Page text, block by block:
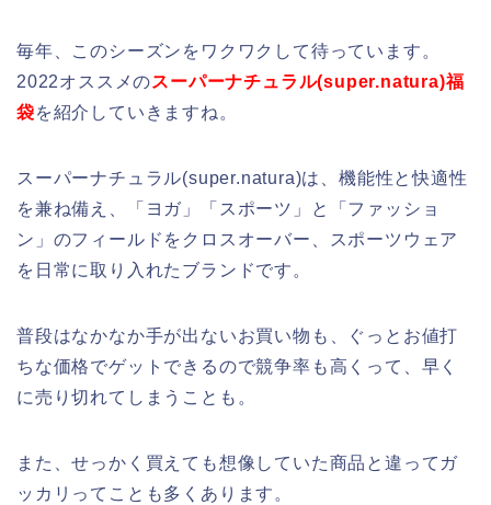
毎年、このシーズンをワクワクして待っています。
2022オススメのスーパーナチュラル(super.natura)福
袋を紹介していきますね。
スーパーナチュラル(super.natura)は、機能性と快適性
を兼ね備え、「ヨガ」「スポーツ」と「ファッショ
ン」のフィールドをクロスオーバー、スポーツウェア
を日常に取り入れたブランドです。
普段はなかなか手が出ないお買い物も、ぐっとお値打
ちな価格でゲットできるので競争率も高くって、早く
に売り切れてしまうことも。
また、せっかく買えても想像していた商品と違ってガ
ッカリってことも多くあります。